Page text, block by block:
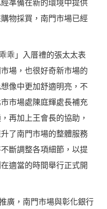
準備在新的環境中提供
物採買，南門市場已經
」入厝禮的張太太表
場，也很好奇新市場的
像中更加舒適明亮，不
市場處陳庭輝處長補充
再加上王會長的協助，
了南門市場的整體服務
斷調整各項細節，以提
適當的時間舉行正式開
，南門市場與彰化銀行